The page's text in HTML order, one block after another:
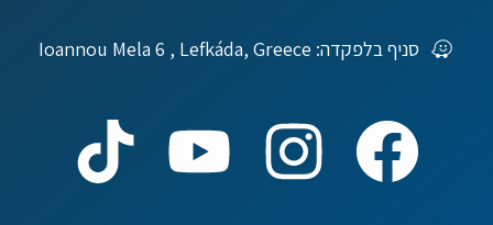
סניף בלפקדה: Ioannou Mela 6 , Lefkáda, Greece